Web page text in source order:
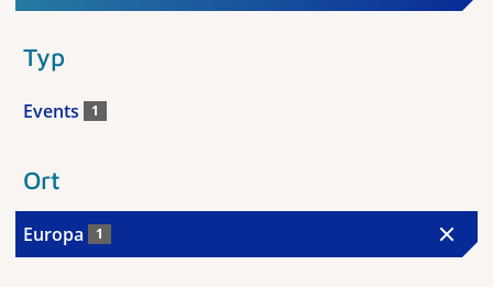
Typ
Events 1
Ort
Europa 1